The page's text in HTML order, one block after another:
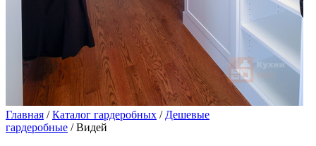
Главная /Каталог гардеробных / Дешевые
гардеробные / Видей